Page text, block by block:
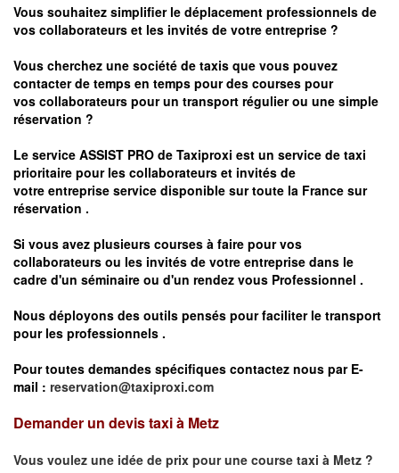
Vous souhaitez simplifier le déplacement professionnels de
vos collaborateurs et les invités de votre entreprise ?
Vous cherchez une société de taxis que vous pouvez
contacter de temps en temps pour des courses pour
vos collaborateurs pour un transport régulierou une simple
réservation ?
Le service ASSIST PRO de Taxiproxi est un service de taxi
prioritaire pour les collaborateurs et invités de
votre entreprise service disponible sur toute la France sur
réservation .
Si vous avez plusieurs courses à faire pour vos
collaborateurs ou les invités de votre entreprise dans le
cadre d'un séminaire ou d'un rendez vous Professionnel .
Nous déployons des outils pensés pour faciliter le transport
pour les professionnels .
Pour toutes demandes spécifiques contactez nous par E-
mail : reservation@taxiproxi.com
Demander un devis taxi à Metz
Vous voulez une idée de prix pour une course taxi à Metz ?